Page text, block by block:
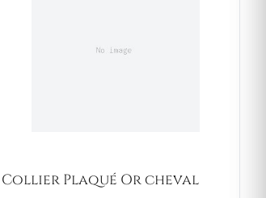
Collier Plaqué Or cheval